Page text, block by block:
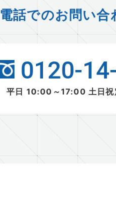
電話でのお問い合
0120-
平日 10:00～17:00 土日祝